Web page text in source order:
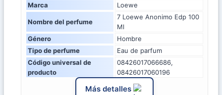
Marca Loewe
Nombre del perfume
7 Loewe Anonimo Edp 100
Ml
Género
Hombre
Tipo de perfume
Eau de parfum
Código universal de
producto
08426017066686,
08426017060196
Más detalles